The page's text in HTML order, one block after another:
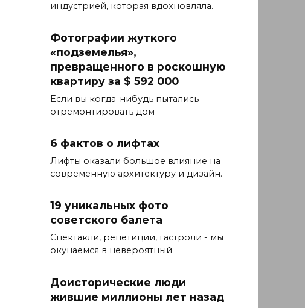
индустрией, которая вдохновляла.
Фотографии жуткого
«подземелья»,
превращенного в роскошную
квартиру за $ 592 000
Если вы когда-нибудь пытались
отремонтировать дом
6 фактов о лифтах
Лифты оказали большое влияние на
современную архитектуру и дизайн.
19 уникальных фото
советского балета
Спектакли, репетиции, гастроли - мы
окунаемся в невероятный
Доисторические люди
жившие миллионы лет назад